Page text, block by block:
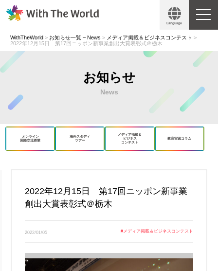
Language
WithTheWorld > お知らせ一覧 – News > メディア掲載＆ビジネスコンテスト >
2022年12月15日 第17回ニッポン新事業創出大賞表彰式＠栃木
お知らせ
News
オンライン
国際交流授業
海外スタディ
ツアー
メディア掲載＆
ビジネス
コンテスト
教育実践コラム
2022年12月15日 第17回ニッポン新事業
創出大賞表彰式＠栃木
2022/01/05 #メディア掲載＆ビジネスコンテスト